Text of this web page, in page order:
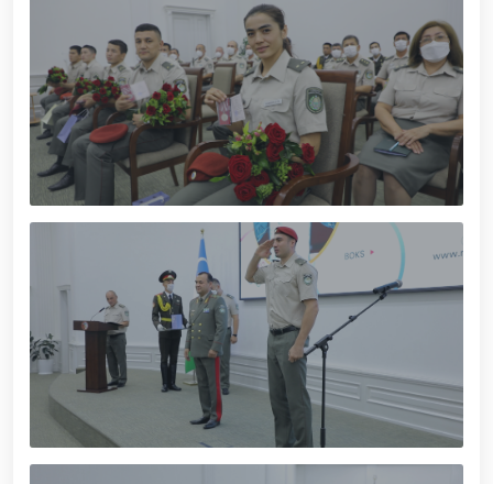
tadbirlari doirasida muddatdi harbiy xizmatchilarga
sertifikatlar topshirildi. // Milliy gvardiya
qo‘mondoni, general-polkovnik B.Tashmatov
poytaxtimizdagi manzilli ishlari davomida yoshlar
bilan uchrashib, ular bilan ochiq muloqot o‘tkazdi. //
Farg‘ona viloyatida jinoyat sodir etishga moyil
shaxslar yashash manzillarida tezkor tadbirlar
o‘tkazildi. // “8-mart – Xalqaro xotin qizlar kuni”
munosabati bilan Milliy gvardiya tizimida faoliyat
yuritib kyelayotgan ayollar uchun tantanali bayram
tadbiri tashkil etildi // Moliyaviy shaffoflik va
korrupsiyadan xoli muhitni ta’minlash bo‘yicha o‘quv
yig‘ini o‘tkazildi // Ajdodlar merosi – milliy gʻurur va
vatanparvarlik manbai // General-polkovnik
B.Tashmatov Toshkent “Temurbeklar maktabi”
harbiy akademik litseyi faoliyati bilan yaqindan
tanishdi. //Milliy gvardiya qo‘mondoni, general-
polkovnik B.Tashmatov Sirdaryo va Jizzax viloyatida
o'rganish ishlarini olib bordi // “Harbiy taʼlim tizimida
ilm-fan va pedagogik texnologiyalarni rivojlantirish
istiqbollari” mavzusida respublika harbiy ilmiy-